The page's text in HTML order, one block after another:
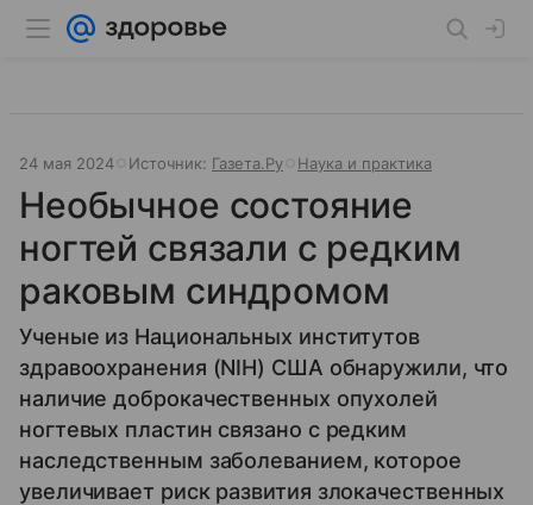
24 мая 2024 Источник: Газета.Ру Наука и практика
Необычное состояние
ногтей связали с редким
раковым синдромом
Ученые из Национальных институтов
здравоохранения (NIH) США обнаружили, что
наличие доброкачественных опухолей
ногтевых пластин связано с редким
наследственным заболеванием, которое
увеличивает риск развития злокачественных